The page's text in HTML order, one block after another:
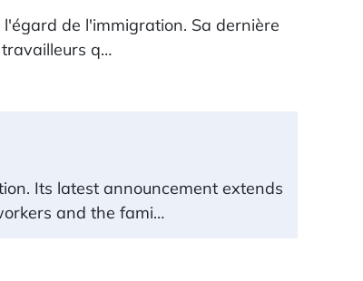
de l'immigration. Sa dernière
q…
Its latest announcement extends
and the fami…